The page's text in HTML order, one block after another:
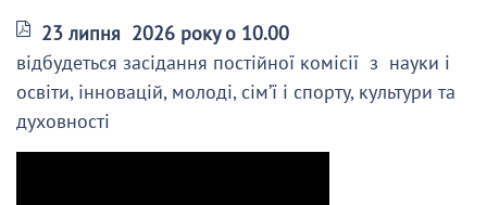
23 липня 2026 року о 10.00
відбудеться засідання постійної комісії з науки і
освіти, інновацій, молоді, сім’ї і спорту, культури та
духовності